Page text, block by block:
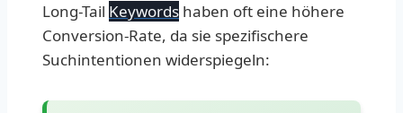
Long-Tail Keywords haben oft eine höhere
Conversion-Rate, da sie spezifischere
Suchintentionen widerspiegeln: